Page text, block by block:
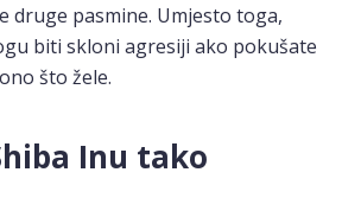
druge pasmine. Umjesto toga,
biti skloni agresiji ako pokušate
što žele.
Inu tako